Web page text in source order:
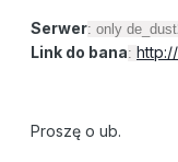
Serwer: only
Link do bana:
Proszę o ub.